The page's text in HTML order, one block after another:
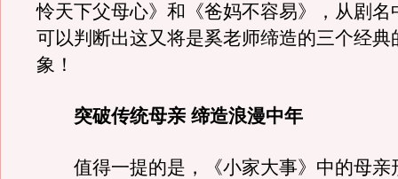
怜天下父母心》和《爸妈不容易》，从剧名
可以判断出这又将是奚老师缔造的三个经典
象！
突破传统母亲 缔造浪漫中年
值得一提的是，《小家大事》中的母亲